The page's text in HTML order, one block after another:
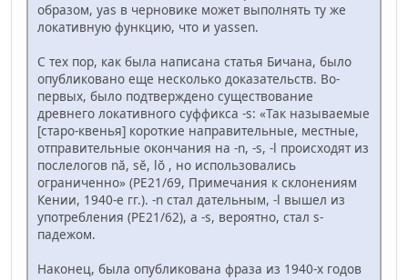
образом, yas в черновике может выполнять ту же
локативную функцию, что и yassen.
С тех пор, как была написана статья Бичана, было
опубликовано еще несколько доказательств. Во-
первых, было подтверждено существование
древнего локативного суффикса -s: «Так называемые
[старо-квенья] короткие направительные, местные,
отправительные окончания на -n, -s, -l происходят из
послелогов nă, sĕ, lŏ , но использовались
ограниченно» (PE21/69, Примечания к склонениям
Кении, 1940-е гг.). -n стал дательным, -l вышел из
употребления (PE21/62), а -s, вероятно, стал s-
падежом.
Наконец, была опубликована фраза из 1940-х годов